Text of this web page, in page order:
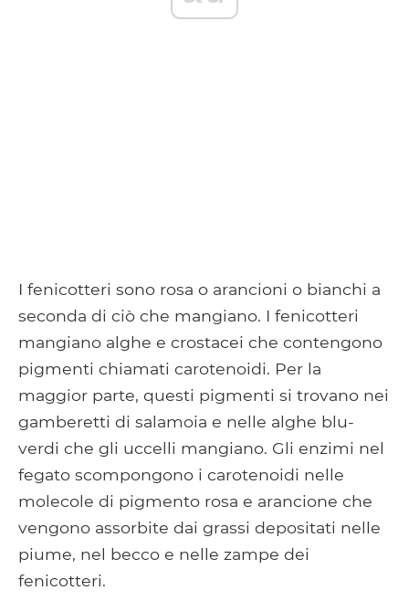
I fenicotteri sono rosa o arancioni o bianchi a
seconda di ciò che mangiano. I fenicotteri
mangiano alghe e crostacei che contengono
pigmenti chiamati carotenoidi. Per la
maggior parte, questi pigmenti si trovano nei
gamberetti di salamoia e nelle alghe blu-
verdi che gli uccelli mangiano. Gli enzimi nel
fegato scompongono i carotenoidi nelle
molecole di pigmento rosa e arancione che
vengono assorbite dai grassi depositati nelle
piume, nel becco e nelle zampe dei
fenicotteri.